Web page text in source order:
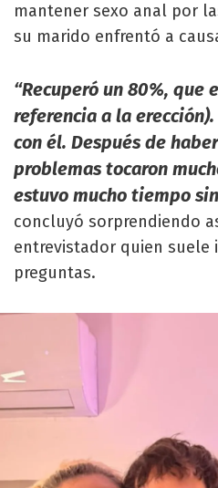
mantener sexo anal por
su marido enfrentó a
“Recuperó un 80%, que
referencia a la
con él. Después de
problemas tocaron
estuvo mucho tiempo
concluyó sorprendiendo
entrevistador quien suele
preguntas.